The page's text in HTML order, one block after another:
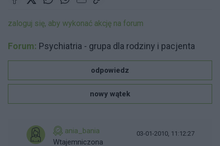
zaloguj się, aby wykonać akcję na forum
Forum: Psychiatria - grupa dla rodziny i pacjenta
odpowiedz
nowy wątek
ania_bania
Wtajemniczona
03-01-2010, 11:12:27